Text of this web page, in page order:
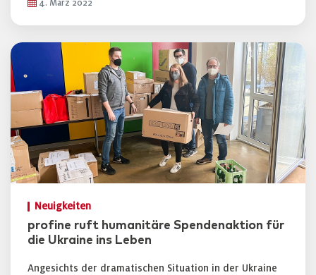
4. März 2022
Neuigkeiten
profine ruft humanitäre Spendenaktion für
die Ukraine ins Leben
Angesichts der dramatischen Situation in der Ukraine